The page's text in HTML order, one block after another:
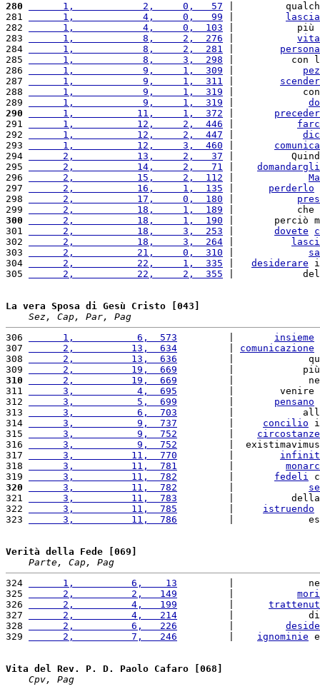
280
      1,            2,     0,   57
|
281
      1,            4,     0,   99
282
      1,            4,     0,  103
|           più
283
      1,            8,     2,  276
vita
284
      1,            8,     2,  281
persona
285
      1,            8,     3,  298
|          con
286
      1,            9,     1,  309
287
      1,            9,     1,  311
288
      1,            9,     1,  319
|
289
      1,            9,     1,  319
290
      1,           11,     1,  372
291
      1,           12,     2,  446
292
      1,           12,     2,  447
293
      1,           12,     3,  460
294
      2,           13,     2,   37
|
295
      2,           14,     2,   71
domandargli
296
      2,           15,     2,  112
297
      2,           16,     1,  135
perderlo
298
      2,           17,     0,  180
299
      2,           18,     1,  189
|           che
300
      2,           18,     1,  190
|       perciò
301
      2,           18,     3,  253
dovete
302
      2,           18,     3,  264
303
      2,           21,     0,  310
304
      2,           22,     1,  335
desiderare
305
      2,           22,     2,  355
|            del
La vera Sposa di Gesù Cristo [043]
Sez, Cap, Par, Pag
306
      1,           6,  573
insieme
307
      2,          13,  634
comunicazione
308
      2,          13,  636
|
309
      2,          19,  669
|
310
      2,          19,  669
|
311
      3,           4,  695
|
312
      3,           5,  699
pensano
313
      3,           6,  703
|
314
      3,           9,  737
concilio
315
      3,           9,  752
circostanze
316
      3,           9,  752
|
317
      3,          11,  770
318
      3,          11,  781
319
      3,          11,  782
fedeli
320
      3,          11,  782
321
      3,          11,  783
|
322
      3,          11,  785
istruendo
323
      3,          11,  786
|
Verità della Fede [069]
Parte, Cap, Pag
324
      1,          6,    13
|
325
      2,          2,   149
326
      2,          4,   199
327
      2,          4,   214
|
328
      2,          6,   226
329
      2,          7,   246
ignominie
Vita del Rev. P. D. Paolo Cafaro [068]
Cpv, Pag